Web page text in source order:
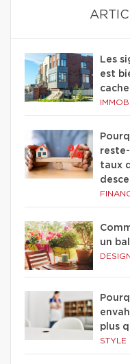
Les
est
taux
un
plus
STYLE